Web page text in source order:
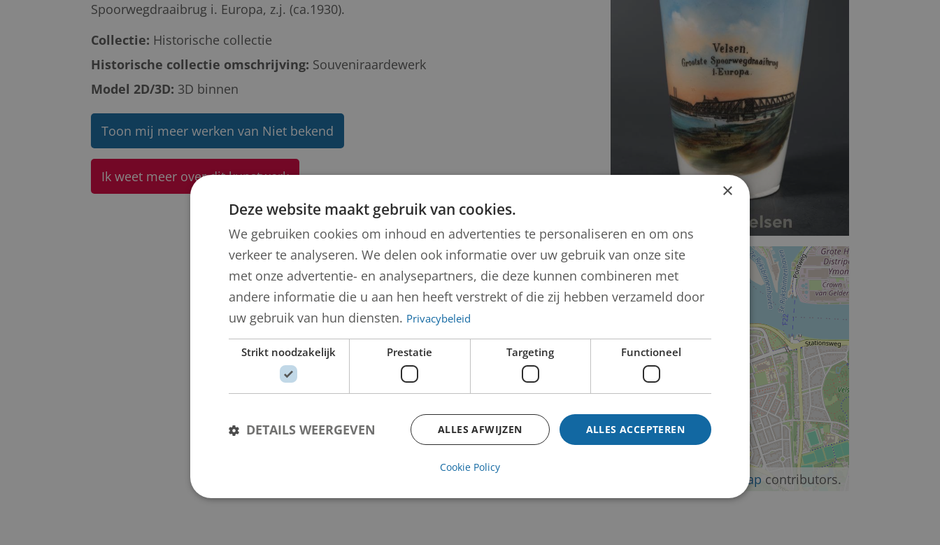
Spoorwegdraaibrug i. Europa, z.j. (ca.1930).
Collectie: Historische collectie
Historische collectie omschrijving: Souveniraardewerk
Model 2D/3D: 3D binnen
Toon mij meer werken van Niet bekend
Ik weet meer over dit kunstwerk
+
−
OpenStreetMap contributors.
×
Deze website maakt gebruik van cookies.
We gebruiken cookies om inhoud en advertenties te personaliseren en om ons
verkeer te analyseren. We delen ook informatie over uw gebruik van onze site
met onze advertentie- en analysepartners, die deze kunnen combineren met
andere informatie die u aan hen heeft verstrekt of die zij hebben verzameld door
uw gebruik van hun diensten. Privacybeleid
Strikt noodzakelijk Prestatie Targeting Functioneel
ALLES ACCEPTEREN
ALLES AFWIJZEN
DETAILS WEERGEVEN
Cookie Policy